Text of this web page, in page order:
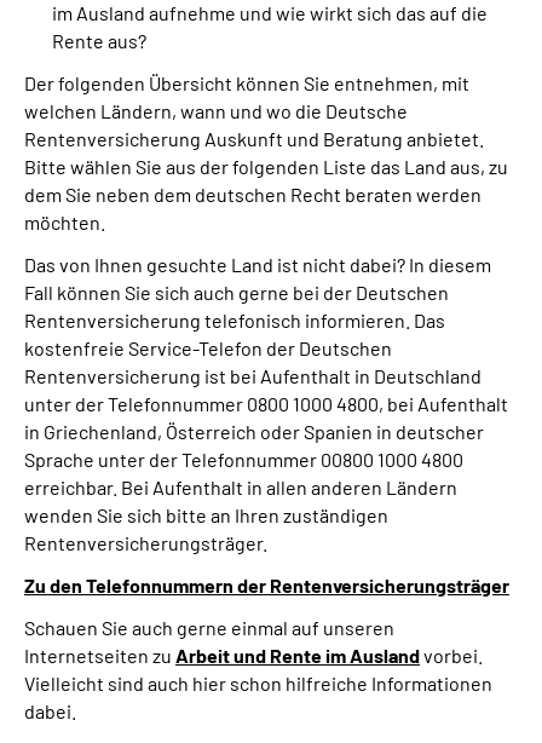
Leichte Sprache
Mein Kundenportal
im Ausland aufnehme und wie wirkt sich das auf die
Rente aus?
Der folgenden Übersicht können Sie entnehmen, mit
welchen Ländern, wann und wo die Deutsche
Rentenversicherung Auskunft und Beratung anbietet.
Bitte wählen Sie aus der folgenden Liste das Land aus, zu
dem Sie neben dem deutschen Recht beraten werden
möchten.
Das von Ihnen gesuchte Land ist nicht dabei? In diesem
Fall können Sie sich auch gerne bei der Deutschen
Rentenversicherung telefonisch informieren. Das
kostenfreie Service-Telefon der Deutschen
Rentenversicherung ist bei Aufenthalt in Deutschland
unter der Telefonnummer 0800 1000 4800, bei Aufenthalt
in Griechenland, Österreich oder Spanien in deutscher
Sprache unter der Telefonnummer 00800 1000 4800
erreichbar. Bei Aufenthalt in allen anderen Ländern
wenden Sie sich bitte an Ihren zuständigen
Rentenversicherungsträger.
Zu den Telefonnummern der Rentenversicherungsträger
Schauen Sie auch gerne einmal auf unseren
Internetseiten zu Arbeit und Rente im Auslandvorbei.
Vielleicht sind auch hier schon hilfreiche Informationen
dabei.